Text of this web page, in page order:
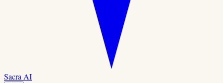
Sacra AI